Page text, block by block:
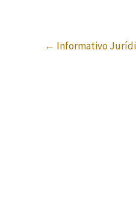
← Informativo